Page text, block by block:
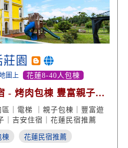
園
圖上 花蓮8-40人包棟
- 烤肉包棟 豐富親子遊
｜電梯 ｜親子包棟｜豐富遊
｜吉安住宿｜花蓮民宿推薦
棟 花蓮民宿推薦